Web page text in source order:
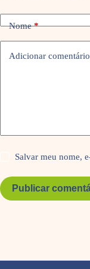
Nome*
Adicionar comentário
Salvar meu nome,
Publicar